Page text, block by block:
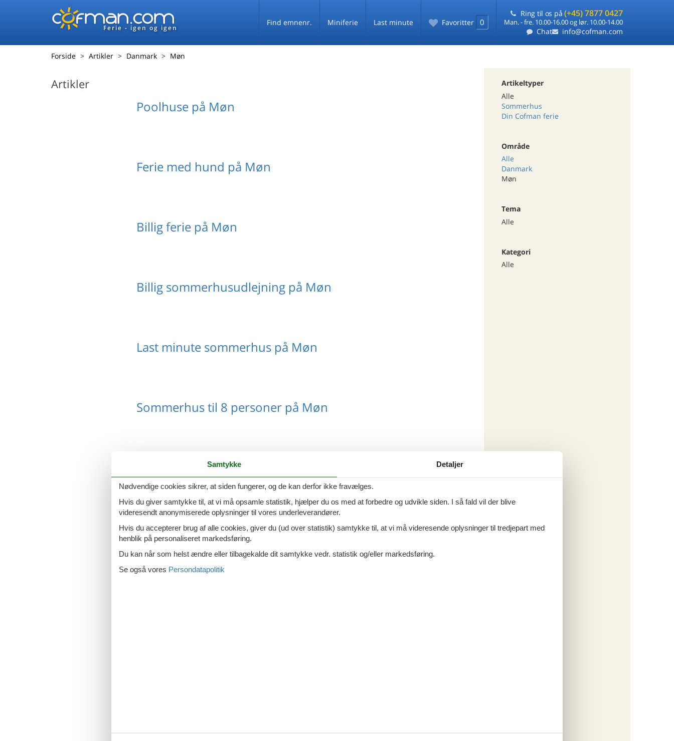
Ferie - igen og igen
Find emnenr. Miniferie Last minute Favoritter 0
Ring til os på (+45) 7877 0427
Man. - fre. 10.00-16.00 og lør. 10.00-14.00
Chat info@cofman.com
Forside Artikler Danmark Møn
Artikler
Poolhuse på Møn
Ferie med hund på Møn
Billig ferie på Møn
Billig sommerhusudlejning på Møn
Last minute sommerhus på Møn
Sommerhus til 8 personer på Møn
Sommerhus til 10 personer på Møn
Sommerhus på Møn uge 30
Artikeltyper
Alle
Sommerhus
Din Cofman ferie
Område
Alle
Danmark
Møn
Tema
Alle
Kategori
Alle
Samtykke Detaljer
Nødvendige cookies sikrer, at siden fungerer, og de kan derfor ikke fravælges.
Hvis du giver samtykke til, at vi må opsamle statistik, hjælper du os med at forbedre og udvikle siden. I så fald vil der blive
videresendt anonymiserede oplysninger til vores underleverandører.
Hvis du accepterer brug af alle cookies, giver du (ud over statistik) samtykke til, at vi må videresende oplysninger til tredjepart med
henblik på personaliseret markedsføring.
Du kan når som helst ændre eller tilbagekalde dit samtykke vedr. statistik og/eller markedsføring.
Se også vores Persondatapolitik